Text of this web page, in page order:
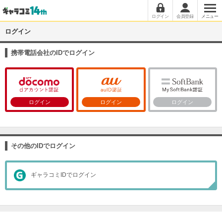
ログイン 会員登録 メニュー
ログイン
携帯電話会社のIDでログイン
ログイン ログイン ログイン
その他のIDでログイン
ギャラコミIDでログイン